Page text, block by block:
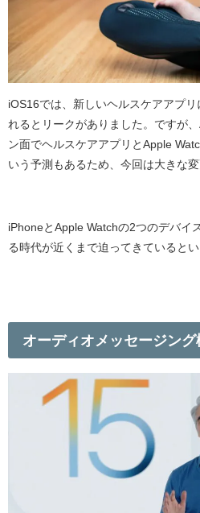
iOS16では、新しいヘルスケアアプ
れるとリークがありました。ですが、
ン面でヘルスケアアプリと Apple
いう予測もあるため、今回は大きな
iPhone と Apple Watchの2つのデバイ
る時代が近くまで迫ってきているとい
オーディオメッセージング